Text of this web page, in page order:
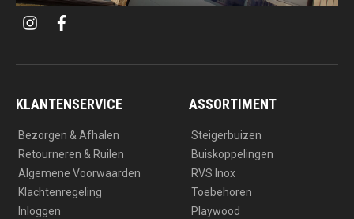
i
t
a
f
e
k
KLANTENSERVICE
Bezorgen & Afhalen
Retourneren & Ruilen
Algemene Voorwaarden
Klachtenregeling
Inloggen
ASSORTIMENT
Steigerbuizen
Buiskoppelingen
RVS Inox
Toebehoren
Playwood